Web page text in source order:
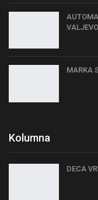
MARKA
Kolumna
DECA